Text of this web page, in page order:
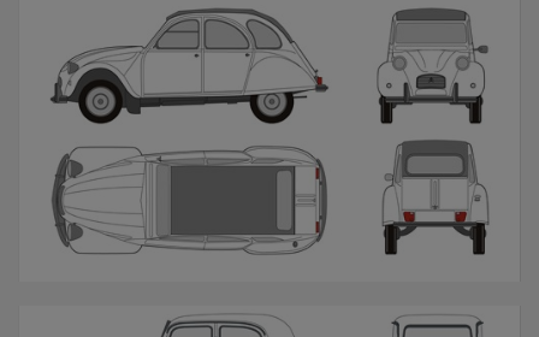
2CV / Dyane